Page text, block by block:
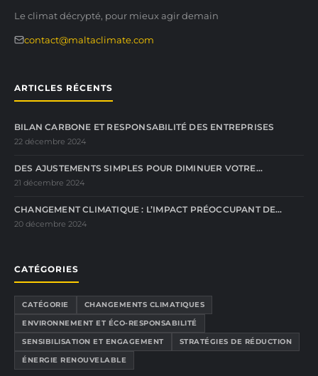
Le climat décrypté, pour mieux agir demain
contact@maltaclimate.com
ARTICLES RÉCENTS
BILAN CARBONE ET RESPONSABILITÉ DES ENTREPRISES
22 décembre 2024
DES AJUSTEMENTS SIMPLES POUR DIMINUER VOTRE…
21 décembre 2024
CHANGEMENT CLIMATIQUE : L’IMPACT PRÉOCCUPANT DE…
20 décembre 2024
CATÉGORIES
CATÉGORIE
CHANGEMENTS CLIMATIQUES
ENVIRONNEMENT ET ÉCO-RESPONSABILITÉ
SENSIBILISATION ET ENGAGEMENT
STRATÉGIES DE RÉDUCTION
ÉNERGIE RENOUVELABLE